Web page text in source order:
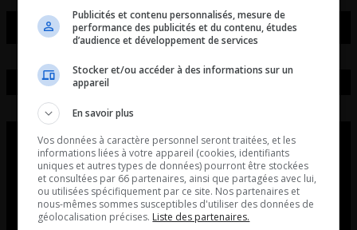
Publicités et contenu personnalisés, mesure de
performance des publicités et du contenu, études
d’audience et développement de services
Stocker et/ou accéder à des informations sur un
appareil
En savoir plus
Vos données à caractère personnel seront traitées, et les
informations liées à votre appareil (cookies, identifiants
uniques et autres types de données) pourront être stockées
et consultées par 66 partenaires, ainsi que partagées avec lui,
ou utilisées spécifiquement par ce site. Nos partenaires et
nous-mêmes sommes susceptibles d'utiliser des données de
géolocalisation précises. Liste des partenaires.